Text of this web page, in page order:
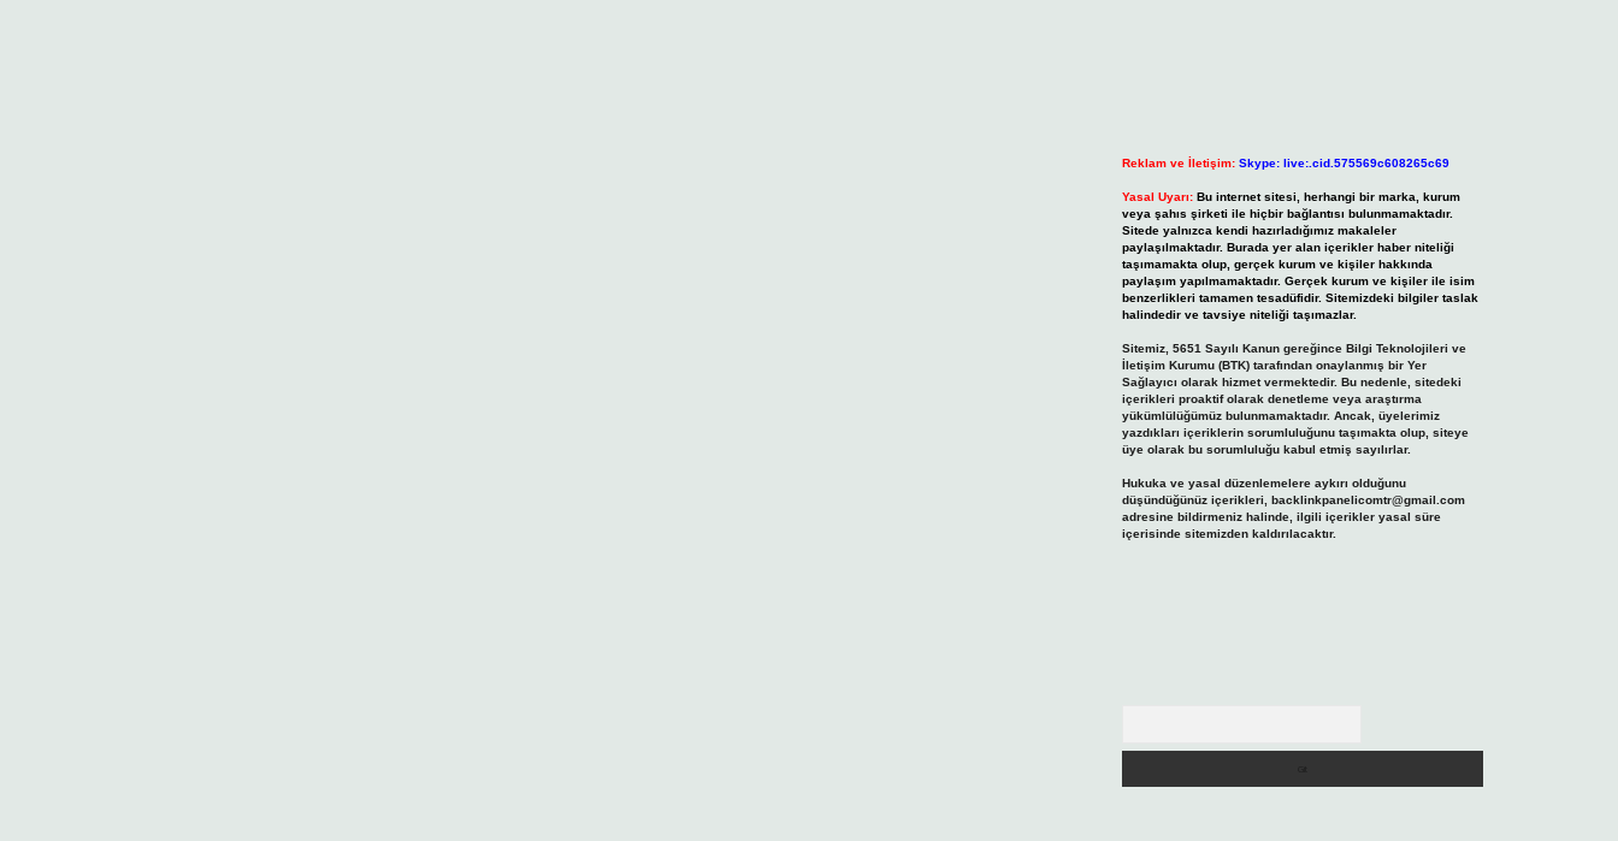
Reklam ve İletişim: Skype: live:.cid.575569c608265c69
Yasal Uyarı: Bu internet sitesi, herhangi bir marka, kurum
veya şahıs şirketi ile hiçbir bağlantısı bulunmamaktadır.
Sitede yalnızca kendi hazırladığımız makaleler
paylaşılmaktadır. Burada yer alan içerikler haber niteliği
taşımamakta olup, gerçek kurum ve kişiler hakkında
paylaşım yapılmamaktadır. Gerçek kurum ve kişiler ile isim
benzerlikleri tamamen tesadüfidir. Sitemizdeki bilgiler taslak
halindedir ve tavsiye niteliği taşımazlar.
Sitemiz, 5651 Sayılı Kanun gereğince Bilgi Teknolojileri ve
İletişim Kurumu (BTK) tarafından onaylanmış bir Yer
Sağlayıcı olarak hizmet vermektedir. Bu nedenle, sitedeki
içerikleri proaktif olarak denetleme veya araştırma
yükümlülüğümüz bulunmamaktadır. Ancak, üyelerimiz
yazdıkları içeriklerin sorumluluğunu taşımakta olup, siteye
üye olarak bu sorumluluğu kabul etmiş sayılırlar.
Hukuka ve yasal düzenlemelere aykırı olduğunu
düşündüğünüz içerikleri, backlinkpanelicomtr@gmail.com
adresine bildirmeniz halinde, ilgili içerikler yasal süre
içerisinde sitemizden kaldırılacaktır.